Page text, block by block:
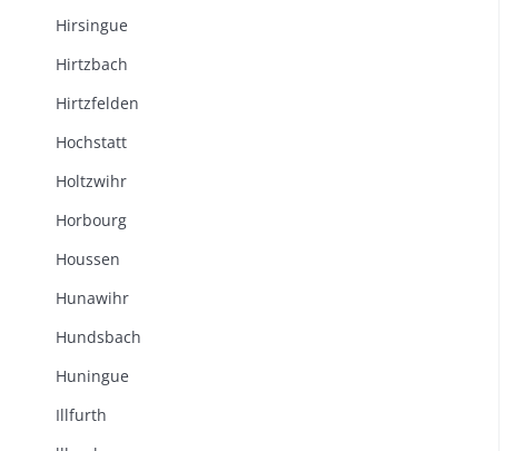
Hirsingue
Hirtzbach
Hirtzfelden
Hochstatt
Holtzwihr
Horbourg
Houssen
Hunawihr
Hundsbach
Huningue
Illfurth